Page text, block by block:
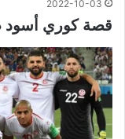
2022-10-03
قصة كوري أسود